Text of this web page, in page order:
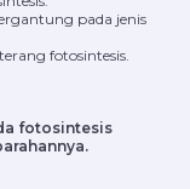
pada jenis
fotosintesis.
fotosintesis